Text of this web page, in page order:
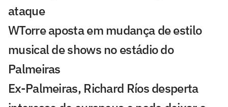
ataque
WTorre aposta em mudança de estilo
musical de shows no estádio do
Palmeiras
Ex-Palmeiras, Richard Ríos desperta